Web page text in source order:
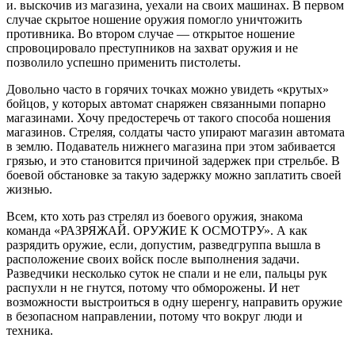
и. выскочив из магазина, уехали на своих машинах. В первом
случае скрытое ношение оружия помогло уничтожить
противника. Во втором случае — открытое ношение
спровоцировало преступников на захват оружия и не
позволило успешно применить пистолеты.
Довольно часто в горячих точках можно увидеть «крутых»
бойцов, у которых автомат снаряжен связанными попарно
магазинами. Хочу предостеречь от такого способа ношения
магазинов. Стреляя, солдаты часто упирают магазин автомата
в землю. Подаватель нижнего магазина при этом забивается
грязью, и это становится причиной задержек при стрельбе. В
бое­вой обстановке за такую задержку можно заплатить своей
жизнью.
Всем, кто хоть раз стрелял из боевого оружия, знакома
команда «РАЗРЯЖАЙ. ОРУЖИЕ К ОСМОТРУ». А как
разрядить оружие, если, допустим, разведгруппа вышла в
расположение своих войск после выполнения задачи.
Разведчики несколько суток не спали и не ели, пальцы рук
распухли н не гнутся, потому что обморожены. И нет
возможности выстроиться в одну шеренгу, направить оружие
в безопасном направлении, потому что вокруг люди и
техника.